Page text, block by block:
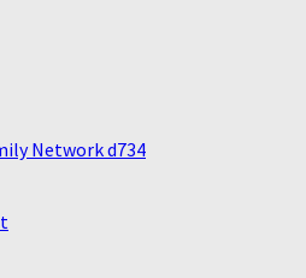
Network d734